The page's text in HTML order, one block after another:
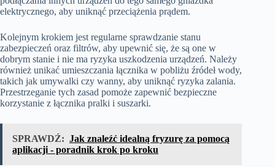
elektrycznego, aby uniknąć przeciążenia prądem.
Kolejnym krokiem jest regularne sprawdzanie stanu
zabezpieczeń oraz filtrów, aby upewnić się, że są one w
dobrym stanie i nie ma ryzyka uszkodzenia urządzeń. Należy
również unikać umieszczania łącznika w pobliżu źródeł wody,
takich jak umywalki czy wanny, aby uniknąć ryzyka zalania.
Przestrzeganie tych zasad pomoże zapewnić bezpieczne
korzystanie z łącznika pralki i suszarki.
SPRAWDŹ: Jak znaleźć idealną fryzurę za pomocą
aplikacji - poradnik krok po kroku